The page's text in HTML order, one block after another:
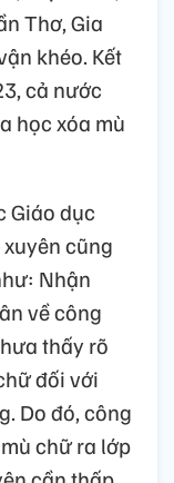
Thơ, Gia
khéo. Kết
cả nước
học xóa mù
Giáo dục
cũng
Nhận
về công
thấy rõ
đối với
Do đó, công
chữ ra lớp